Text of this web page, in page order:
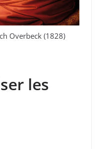
Overbeck (1828)
les